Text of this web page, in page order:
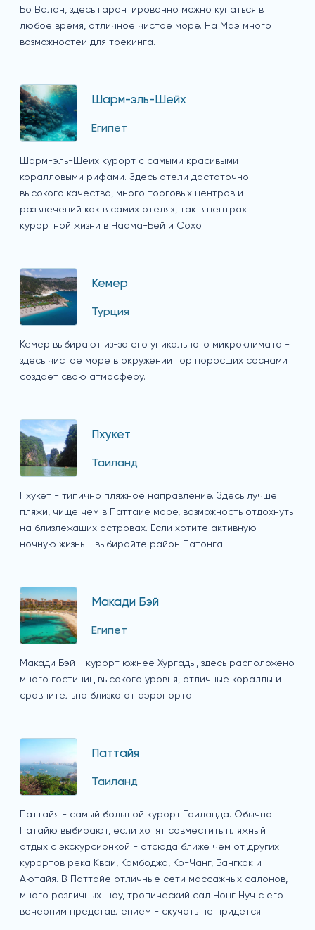
Бо Валон, здесь гарантированно можно купаться в
любое время, отличное чистое море. На Маэ много
возможностей для трекинга.
Шарм-эль-Шейх
Египет
Шарм-эль-Шейх курорт с самыми красивыми
коралловыми рифами. Здесь отели достаточно
высокого качества, много торговых центров и
развлечений как в самих отелях, так в центрах
курортной жизни в Наама-Бей и Сохо.
Кемер
Турция
Кемер выбирают из-за его уникального микроклимата -
здесь чистое море в окружении гор поросших соснами
создает свою атмосферу.
Пхукет
Таиланд
Пхукет - типично пляжное направление. Здесь лучше
пляжи, чище чем в Паттайе море, возможность отдохнуть
на близлежащих островах. Если хотите активную
ночную жизнь - выбирайте район Патонга.
Макади Бэй
Египет
Макади Бэй - курорт южнее Хургады, здесь расположено
много гостиниц высокого уровня, отличные кораллы и
сравнительно близко от аэропорта.
Паттайя
Таиланд
Паттайя - самый большой курорт Таиланда. Обычно
Патайю выбирают, если хотят совместить пляжный
отдых с экскурсионкой - отсюда ближе чем от других
курортов река Квай, Камбоджа, Ко-Чанг, Бангкок и
Аютайя. В Паттайе отличные сети массажных салонов,
много различных шоу, тропический сад Нонг Нуч с его
вечерним представлением - скучать не придется.